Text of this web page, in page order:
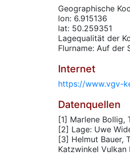
Geographische
lon: 6.915136
lat: 50.259351
Lagequalität der
Flurname: Auf der
Internet
https://www.vgv-
Datenquellen
[1] Marlene
[2] Lage: Uwe
[3] Helmut Bauer,
Katzwinkel Vulkan